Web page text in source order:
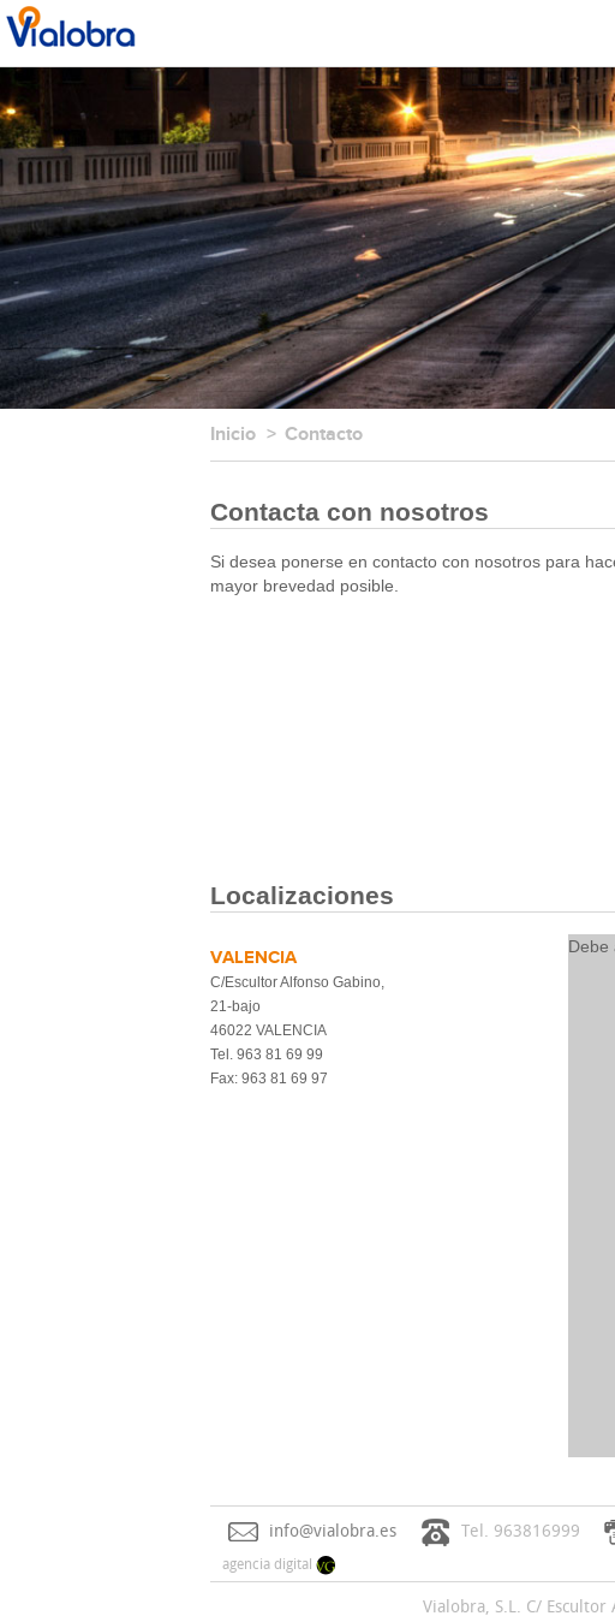
Inicio Contacto
Contacta con nosotros
Si desea ponerse en contacto con nosotros para
mayor brevedad posible.
Localizaciones
VALENCIA
C/Escultor Alfonso Gabino,
21-bajo
46022 VALENCIA
Tel. 963 81 69 99
Fax: 963 81 69 97
Debe
info@vialobra.es Tel. 963816999
agencia digital
Vialobra, S.L. C/